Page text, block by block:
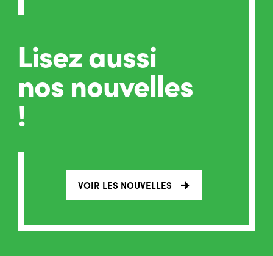
Lisez aussi
nos nouvelles
!
VOIR LES NOUVELLES